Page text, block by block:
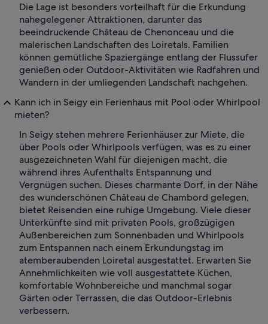
Die Lage ist besonders vorteilhaft für die Erkundung
nahegelegener Attraktionen, darunter das
beeindruckende Château de Chenonceau und die
malerischen Landschaften des Loiretals. Familien
können gemütliche Spaziergänge entlang der Flussufer
genießen oder Outdoor-Aktivitäten wie Radfahren und
Wandern in der umliegenden Landschaft nachgehen.
Kann ich in Seigy ein Ferienhaus mit Pool oder Whirlpool
mieten?
In Seigy stehen mehrere Ferienhäuser zur Miete, die
über Pools oder Whirlpools verfügen, was es zu einer
ausgezeichneten Wahl für diejenigen macht, die
während ihres Aufenthalts Entspannung und
Vergnügen suchen. Dieses charmante Dorf, in der Nähe
des wunderschönen Château de Chambord gelegen,
bietet Reisenden eine ruhige Umgebung. Viele dieser
Unterkünfte sind mit privaten Pools, großzügigen
Außenbereichen zum Sonnenbaden und Whirlpools
zum Entspannen nach einem Erkundungstag im
atemberaubenden Loiretal ausgestattet. Erwarten Sie
Annehmlichkeiten wie voll ausgestattete Küchen,
komfortable Wohnbereiche und manchmal sogar
Gärten oder Terrassen, die das Outdoor-Erlebnis
verbessern.